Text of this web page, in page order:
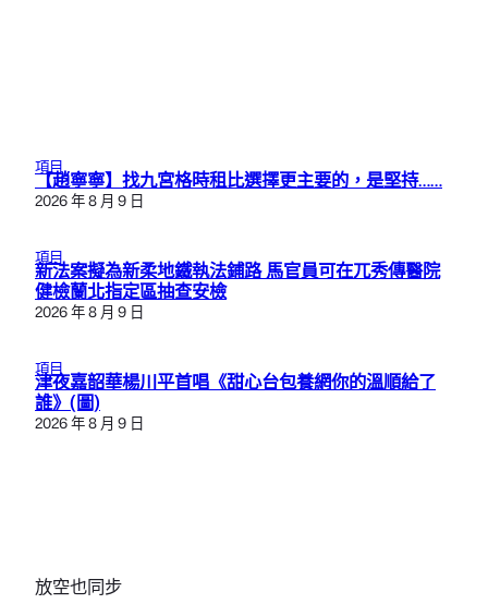
項目
【趙寧寧】找九宮格時租比選擇更主要的，是堅持……
2026 年 8 月 9 日
項目
新法案擬為新柔地鐵執法鋪路 馬官員可在兀秀傳醫院
健檢蘭北指定區抽查安檢
2026 年 8 月 9 日
項目
津夜嘉韶華楊川平首唱《甜心台包養網你的溫順給了
誰》(圖)
2026 年 8 月 9 日
放空也同步